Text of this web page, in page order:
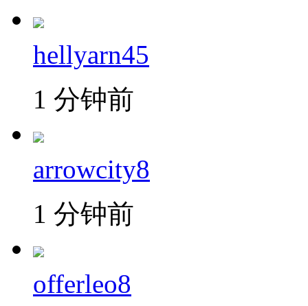
hellyarn45
1 分钟前
arrowcity8
1 分钟前
offerleo8